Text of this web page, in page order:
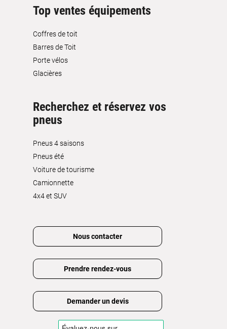
Top ventes équipements
Coffres de toit
Barres de Toit
Porte vélos
Glacières
Recherchez et réservez vos
pneus
Pneus 4 saisons
Pneus été
Voiture de tourisme
Camionnette
4x4 et SUV
Nous contacter
Prendre rendez-vous
Demander un devis